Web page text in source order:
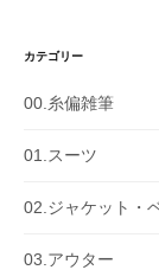
カテゴリー
00.糸偏雑筆
01.スーツ
02.ジャケット・
03.アウター